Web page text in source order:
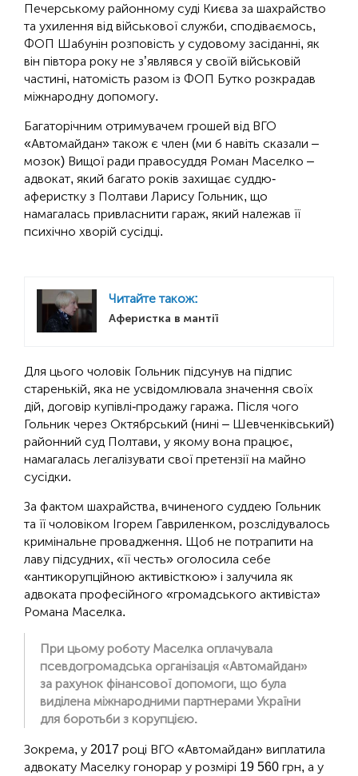
Печерському районному суді Києва за шахрайство
та ухилення від військової служби, сподіваємось,
ФОП Шабунін розповість у судовому засіданні, як
він півтора року не з’являвся у своїй військовій
частині, натомість разом із ФОП Бутко розкрадав
міжнародну допомогу.
Багаторічним отримувачем грошей від ВГО
«Автомайдан» також є член (ми б навіть сказали –
мозок) Вищої ради правосуддя Роман Маселко –
адвокат, який багато років захищає суддю-
аферистку з Полтави Ларису Гольник, що
намагалась привласнити гараж, який належав її
психічно хворій сусідці.
Читайте також:
Аферистка в мантії
Для цього чоловік Гольник підсунув на підпис
старенькій, яка не усвідомлювала значення своїх
дій, договір купівлі-продажу гаража. Після чого
Гольник через Октябрський (нині – Шевченківський)
районний суд Полтави, у якому вона працює,
намагалась легалізувати свої претензії на майно
сусідки.
За фактом шахрайства, вчиненого суддею Гольник
та її чоловіком Ігорем Гавриленком, розслідувалось
кримінальне провадження. Щоб не потрапити на
лаву підсудних, «її честь» оголосила себе
«антикорупційною активісткою» і залучила як
адвоката професійного «громадського активіста»
Романа Маселка.
При цьому роботу Маселка оплачувала
псевдогромадська організація «Автомайдан»
за рахунок фінансової допомоги, що була
виділена міжнародними партнерами України
для боротьби з корупцією.
Зокрема, у 2017 році ВГО «Автомайдан» виплатила
адвокату Маселку гонорар у розмірі 19 560 грн, а у